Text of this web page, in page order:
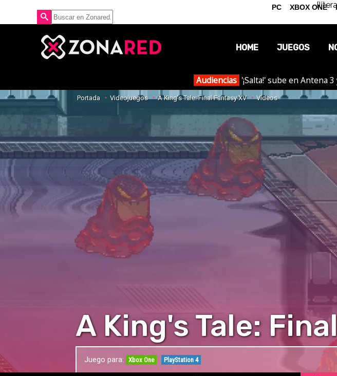
HOME JUEGOS
Audiencias '¡Salta!' sube en Antena
Portada Videojuegos A King's Tale: Final Fantasy XV Vídeos
A King's Tale:
Juego para: Xbox One PlayStation 4
PC XBOX ONE